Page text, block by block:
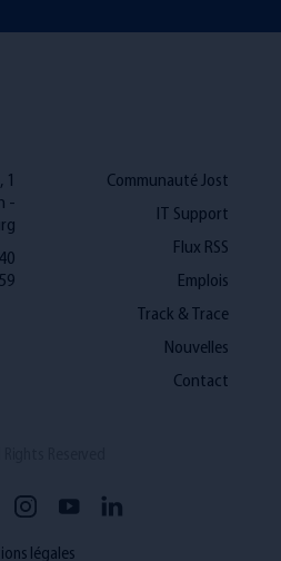
NL EN
-
Communauté Jost
IT Support
Flux RSS
Emplois
Track & Trace
Nouvelles
Contact
légales